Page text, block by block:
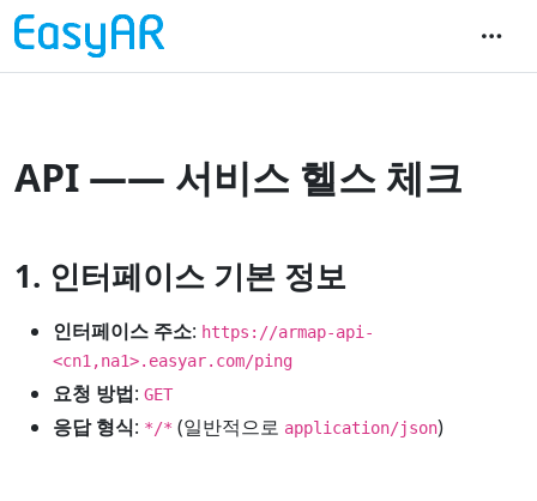
API —— 서비스 헬스 체크
1. 인터페이스 기본 정보
인터페이스 주소: https://armap-api-
<cn1,na1>.easyar.com/ping
요청 방법: GET
응답 형식: */* (일반적으로 application/json)